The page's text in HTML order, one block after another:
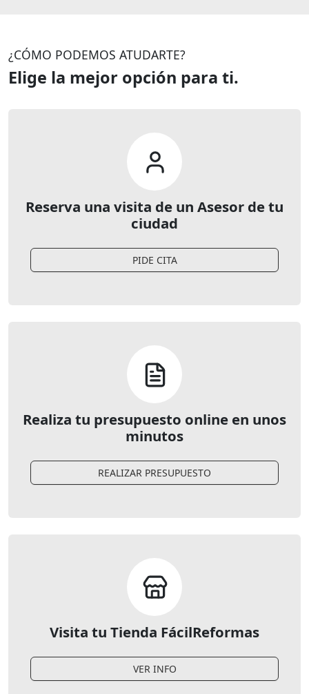
¿CÓMO PODEMOS ATUDARTE?
Elige la mejor opción para ti.
Reserva una visita de un Asesor de tu
ciudad
PIDE CITA
Realiza tu presupuesto online en unos
minutos
REALIZAR PRESUPUESTO
Visita tu Tienda FácilReformas
VER INFO